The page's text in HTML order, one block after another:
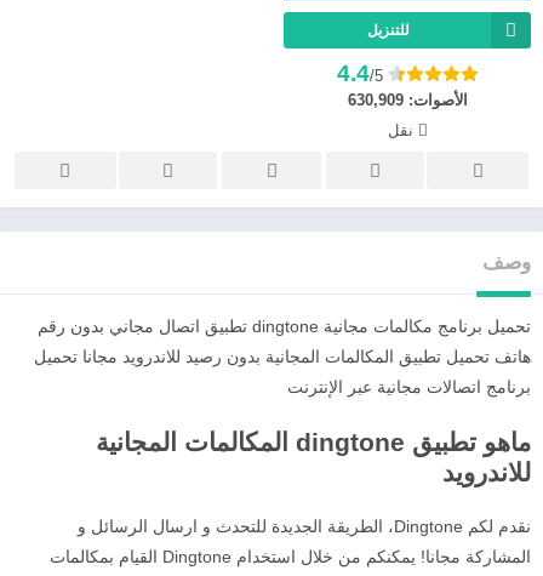
للتنزيل
4.4/5
الأصوات:630,909
نقل
وصف
تحميل برنامج مكالمات مجانية dingtone تطبيق اتصال مجاني بدون رقم
هاتف تحميل تطبيق المكالمات المجانية بدون رصيد للاندرويد مجانا تحميل
برنامج اتصالات مجانية عبر الإنترنت
ماهو تطبيق dingtone المكالمات المجانية
للاندرويد
نقدم لكم Dingtone، الطريقة الجديدة للتحدث و ارسال الرسائل و
المشاركة مجانا! يمكنكم من خلال استخدام Dingtone القيام بمكالمات